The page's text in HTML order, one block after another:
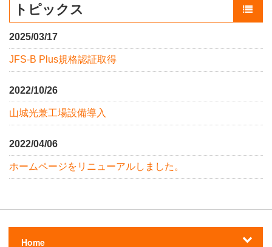
トピックス
2025/03/17
JFS-B Plus規格認証取得
2022/10/26
山城光兼工場設備導入
2022/04/06
ホームページをリニューアルしました。
一
Home